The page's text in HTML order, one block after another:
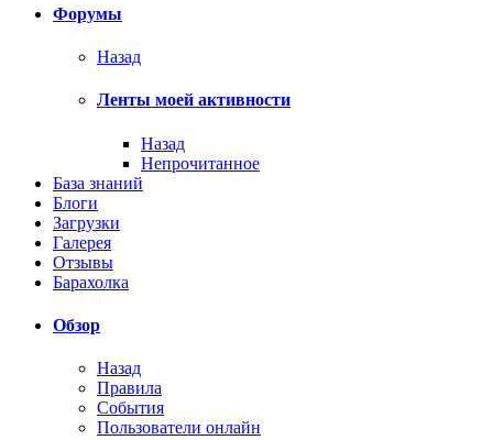
Форумы
Назад
Ленты моей активности
Назад
Непрочитанное
База знаний
Блоги
Загрузки
Галерея
Отзывы
Барахолка
Обзор
Назад
Правила
События
Пользователи онлайн